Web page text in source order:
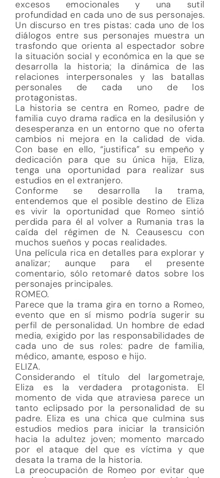
excesos emocionales y una sutil
profundidad en cada uno de sus personajes.
Un discurso en tres pistas: cada uno de los
diálogos entre sus personajes muestra un
trasfondo que orienta al espectador sobre
la situación social y económica en la que se
desarrolla la historia; la dinámica de las
relaciones interpersonales y las batallas
personales de cada uno de los
protagonistas.
La historia se centra en Romeo, padre de
familia cuyo drama radica en la desilusión y
desesperanza en un entorno que no oferta
cambios ni mejora en la calidad de vida.
Con base en ello, “justifica” su empeño y
dedicación para que su única hija, Eliza,
tenga una oportunidad para realizar sus
estudios en el extranjero.
Conforme se desarrolla la trama,
entendemos que el posible destino de Eliza
es vivir la oportunidad que Romeo sintió
perdida para él al volver a Rumania tras la
caída del régimen de N. Ceausescu con
muchos sueños y pocas realidades.
Una película rica en detalles para explorar y
analizar; aunque para el presente
comentario, sólo retomaré datos sobre los
personajes principales.
ROMEO.
Parece que la trama gira en torno a Romeo,
evento que en sí mismo podría sugerir su
perfil de personalidad. Un hombre de edad
media, exigido por las responsabilidades de
cada uno de sus roles: padre de familia,
médico, amante, esposo e hijo.
ELIZA.
Considerando el título del largometraje,
Eliza es la verdadera protagonista. El
momento de vida que atraviesa parece un
tanto eclipsado por la personalidad de su
padre. Eliza es una chica que culmina sus
estudios medios para iniciar la transición
hacia la adultez joven; momento marcado
por el ataque del que es víctima y que
desata la trama de la historia.
La preocupación de Romeo por evitar que